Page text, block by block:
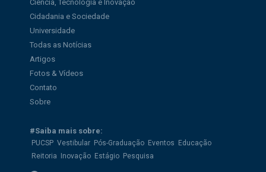
Ciência, Tecnologia e Inovação
Cidadania e Sociedade
Universidade
Todas as Notícias
Artigos
Fotos & Vídeos
Contato
Sobre
#Saiba mais sobre:
PUCSP Vestibular Pós-Graduação Eventos
Educação
Reitoria
Inovação Estágio Pesquisa